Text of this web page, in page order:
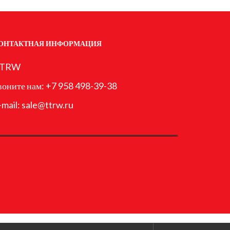
ИНФОРМАЦИЯ
нам: +7 958 498-39-38
mail: sale@ttrw.ru